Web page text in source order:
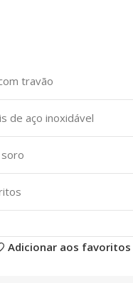
travão
de aço inoxidável
Adicionar aos favoritos